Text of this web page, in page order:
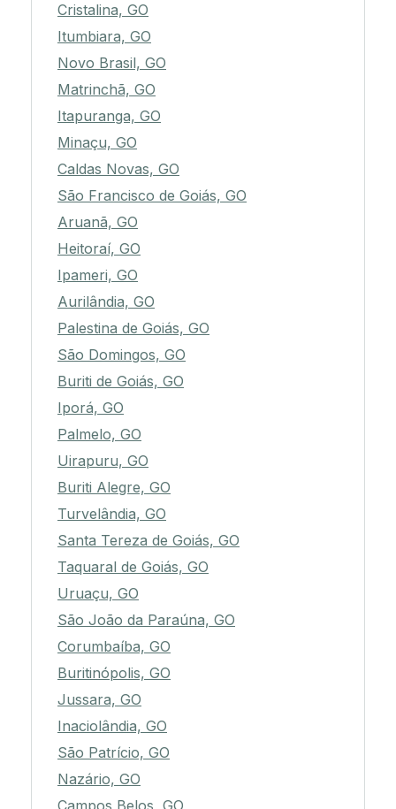
Cristalina, GO
Itumbiara, GO
Novo Brasil, GO
Matrinchã, GO
Itapuranga, GO
Minaçu, GO
Caldas Novas, GO
São Francisco de Goiás, GO
Aruanã, GO
Heitoraí, GO
Ipameri, GO
Aurilândia, GO
Palestina de Goiás, GO
São Domingos, GO
Buriti de Goiás, GO
Iporá, GO
Palmelo, GO
Uirapuru, GO
Buriti Alegre, GO
Turvelândia, GO
Santa Tereza de Goiás, GO
Taquaral de Goiás, GO
Uruaçu, GO
São João da Paraúna, GO
Corumbaíba, GO
Buritinópolis, GO
Jussara, GO
Inaciolândia, GO
São Patrício, GO
Nazário, GO